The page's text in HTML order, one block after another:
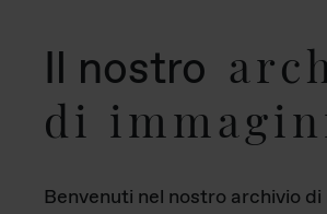
Il nostro
di
Benvenuti nel nostro archivio